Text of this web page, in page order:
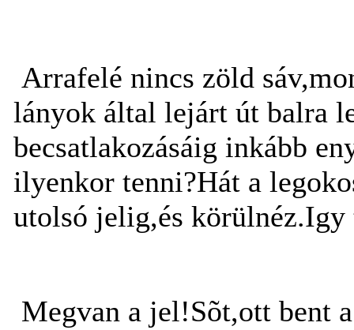
Arrafelé nincs zöld
lányok által lejárt út balra
becsatlakozásáig inkább
ilyenkor tenni?Hát a
utolsó jelig,és
Megvan a jel!Sõt,ott bent